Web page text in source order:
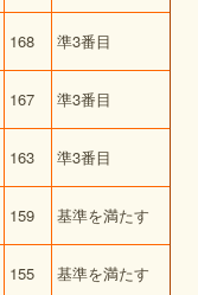
168 準3番目
167 準3番目
163 準3番目
159 基準を満たす
155 基準を満たす